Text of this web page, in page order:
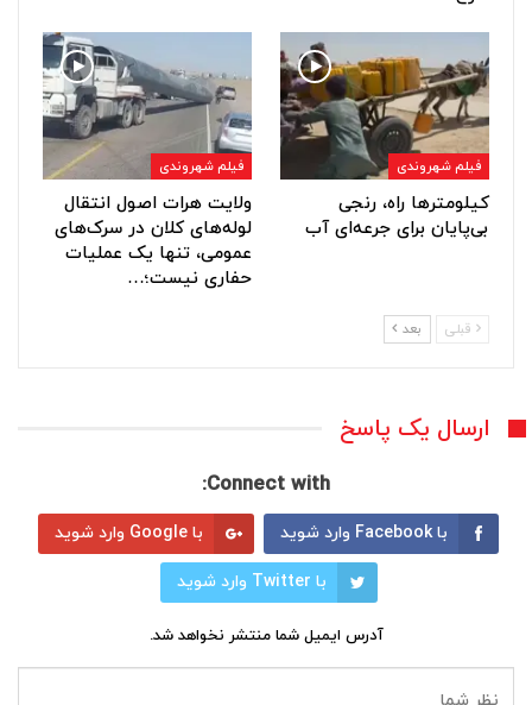
فیلم شهروندی
کیلومترها راه، رنجی
بی‌پایان برای جرعه‌ای آب
فیلم شهروندی
ولایت هرات اصول انتقال
لوله‌های کلان در سرک‌های
عمومی، تنها یک عملیات
حفاری نیست؛…
قبلی بعد
ارسال یک پاسخ
Connect with:
با Facebook وارد شوید با Google وارد شوید
با Twitter وارد شوید
آدرس ایمیل شما منتشر نخواهد شد.